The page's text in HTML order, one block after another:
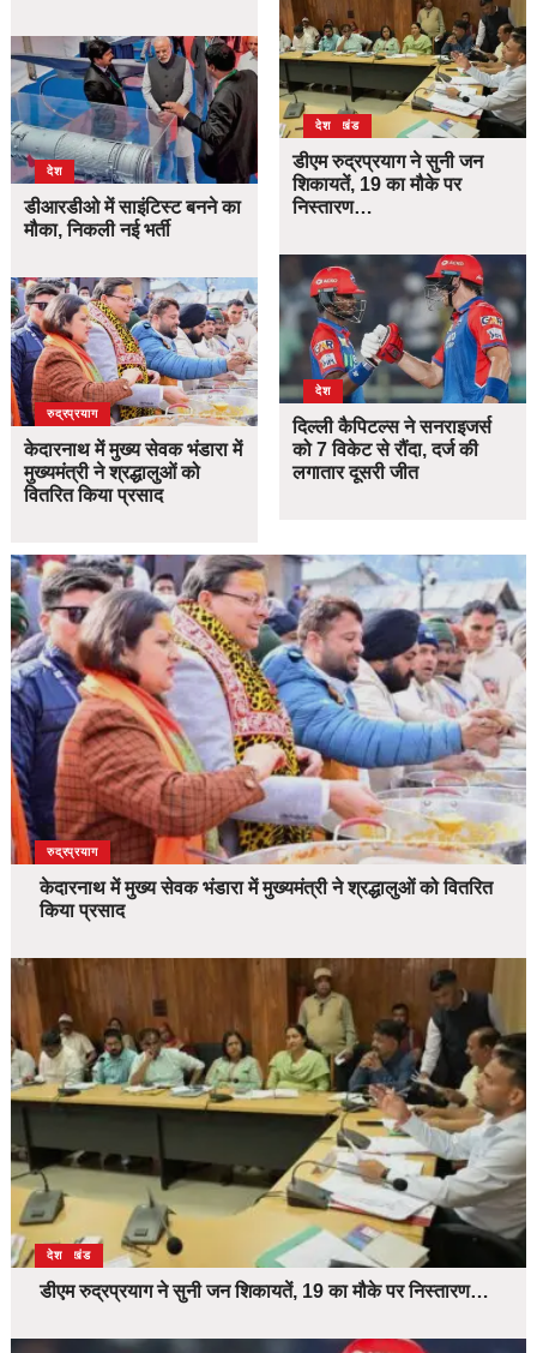
देश
डीआरडीओ में साइंटिस्ट बनने का
मौका, निकली नई भर्ती
उत्तराखंड
देश
रुद्रप्रयाग
केदारनाथ में मुख्य सेवक भंडारा में
मुख्यमंत्री ने श्रद्धालुओं को
वितरित किया प्रसाद
उत्तराखंड
देश
डीएम रुद्रप्रयाग ने सुनी जन
शिकायतें, 19 का मौके पर
निस्तारण…
देश
दिल्ली कैपिटल्स ने सनराइजर्स
को 7 विकेट से रौंदा, दर्ज की
लगातार दूसरी जीत
उत्तराखंड
देश
रुद्रप्रयाग
केदारनाथ में मुख्य सेवक भंडारा में मुख्यमंत्री ने श्रद्धालुओं को वितरित
किया प्रसाद
उत्तराखंड
देश
डीएम रुद्रप्रयाग ने सुनी जन शिकायतें, 19 का मौके पर निस्तारण…